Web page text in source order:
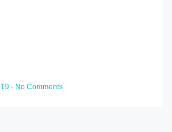
- No Comments